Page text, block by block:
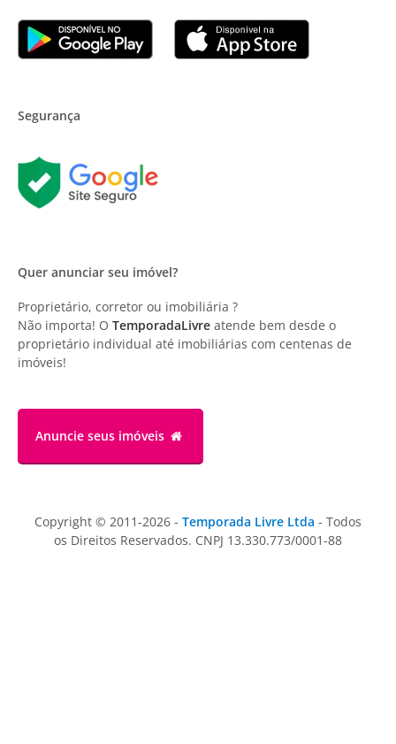
Segurança
Quer anunciar seu imóvel?
Proprietário, corretor ou imobiliária ?
Não importa! O TemporadaLivre atende bem desde o
proprietário individual até imobiliárias com centenas de
imóveis!
Anuncie seus imóveis
Copyright © 2011-2026 - Temporada Livre Ltda - Todos
os Direitos Reservados. CNPJ 13.330.773/0001-88